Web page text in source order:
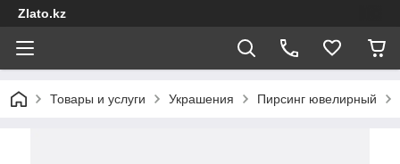
Zlato.kz
Товары и услуги Украшения Пирсинг ювелирный